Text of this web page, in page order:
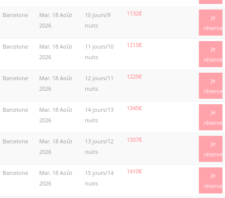
Barcelone
Mar. 18 Août
2026
10 jours/9
nuits
1132€
Je
réserve
Barcelone
Mar. 18 Août
2026
11 jours/10
nuits
1215€
Je
réserve
Barcelone
Mar. 18 Août
2026
12 jours/11
nuits
1229€
Je
réserve
Barcelone
Mar. 18 Août
2026
14 jours/13
nuits
1345€
Je
réserve
Barcelone
Mar. 18 Août
2026
13 jours/12
nuits
1357€
Je
réserve
Barcelone
Mar. 18 Août
2026
15 jours/14
nuits
1410€
Je
réserve